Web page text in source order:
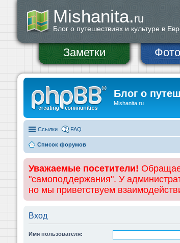
Mishanita.ru
Блог о путешествиях и культуре в
Заметки
Блог о
Mishanita.ru
Ссылки FAQ
Список форумов
Уважаемые посетители!
"самоподдержания". У
но мы приветствуем
Вход
Имя пользователя: